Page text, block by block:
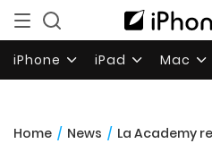
iPhone iPad Mac
Home / News / La Academy rende più